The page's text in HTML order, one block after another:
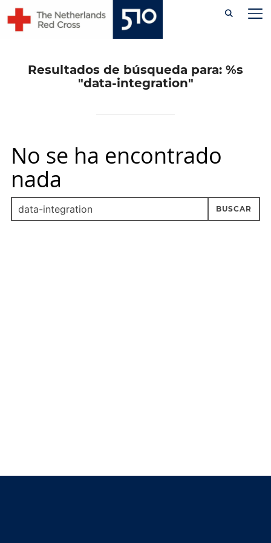
content
Resultados de búsqueda para: %s
"data-integration"
No se ha encontrado
nada